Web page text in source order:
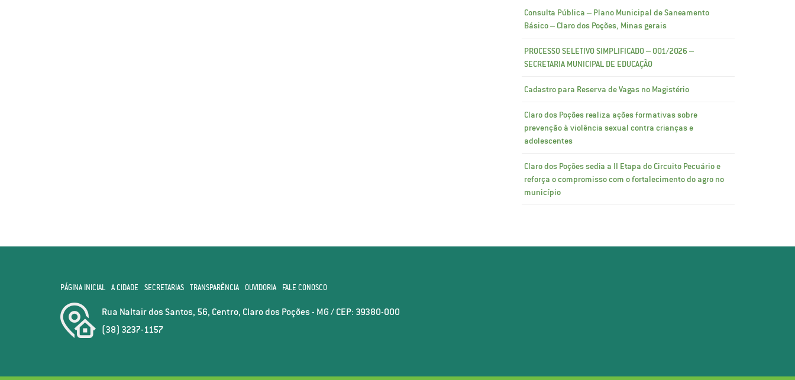
Consulta Pública – Plano Municipal de Saneamento
Básico – Claro dos Poções, Minas gerais
PROCESSO SELETIVO SIMPLIFICADO – 001/2026 –
SECRETARIA MUNICIPAL DE EDUCAÇÃO
Cadastro para Reserva de Vagas no Magistério
Claro dos Poções realiza ações formativas sobre
prevenção à violência sexual contra crianças e
adolescentes
Claro dos Poções sedia a II Etapa do Circuito Pecuário e
reforça o compromisso com o fortalecimento do agro no
município
PÁGINA INICIAL A CIDADE SECRETARIAS TRANSPARÊNCIA OUVIDORIA FALE CONOSCO
Rua Naltair dos Santos, 56, Centro, Claro dos Poções - MG / CEP: 39380-000
(38) 3237-1157